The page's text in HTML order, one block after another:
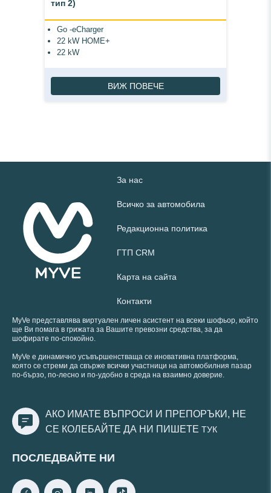
тип 2)
Go -eCharger
22 kW HOME+
22 kW
ВИЖ ПОВЕЧЕ
За нас
Всичко за автомобила
Редакционна политика
ГТП CRM
Карта на сайта
Контакти
MyVe представлява виртуален личен асистент на всеки шофьор, който
ще Ви помага в грижата за Вашите превозни средства, за да
шофирате по-спокойно.
MyVe е динамично усъвършенстваща се иновативна платформа,
която се стреми да свърже всички участници на автомобилния пазар
по-бързо, по-лесно и по-удобно в среда на взаимно доверие.
АКО ИМАТЕ ВЪПРОСИ И ПРЕПОРЪКИ, НЕ
СЕ КОЛЕБАЙТЕ ДА НИ ПИШЕТЕ ТУК
ПОСЛЕДВАЙТЕ НИ